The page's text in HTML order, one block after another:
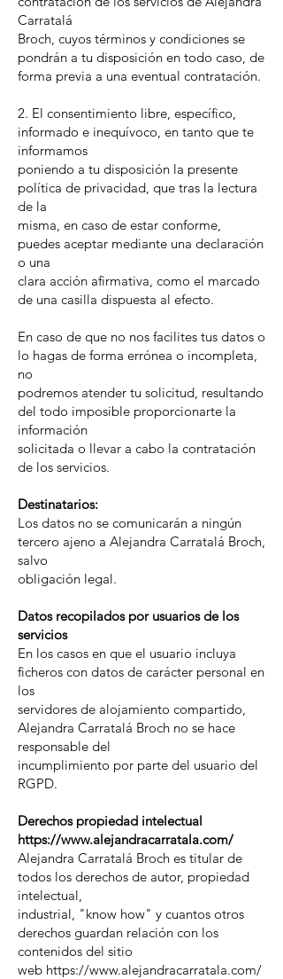
Carratalá
Broch, cuyos términos y condiciones se
pondrán a tu disposición en todo caso, de
forma previa a una eventual contratación.
2. El consentimiento libre, específico,
informado e inequívoco, en tanto que te
informamos
poniendo a tu disposición la presente
política de privacidad, que tras la lectura
de la
misma, en caso de estar conforme,
puedes aceptar mediante una declaración
o una
clara acción afirmativa, como el marcado
de una casilla dispuesta al efecto.
En caso de que no nos facilites tus datos o
lo hagas de forma errónea o incompleta,
no
podremos atender tu solicitud, resultando
del todo imposible proporcionarte la
información
solicitada o llevar a cabo la contratación
de los servicios.
Destinatarios:
Los datos no se comunicarán a ningún
tercero ajeno a Alejandra Carratalá Broch,
salvo
obligación legal.
Datos recopilados por usuarios de los
servicios
En los casos en que el usuario incluya
ficheros con datos de carácter personal en
los
servidores de alojamiento compartido,
Alejandra Carratalá Broch no se hace
responsable del
incumplimiento por parte del usuario del
RGPD.
Derechos propiedad intelectual
https://www.alejandracarratala.com/
Alejandra Carratalá Broch es titular de
todos los derechos de autor, propiedad
intelectual,
industrial, "know how" y cuantos otros
derechos guardan relación con los
contenidos del sitio
web https://www.alejandracarratala.com/